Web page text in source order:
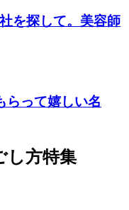
を探して。美容師
らって嬉しい名
し方特集